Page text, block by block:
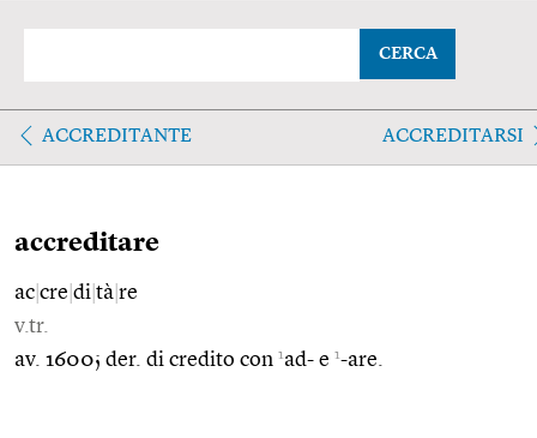
CERCA
ACCREDITANTE ACCREDITARSI
accreditare
ac cre di tà re
v.tr.
av. 1600; der. di credito con 1ad- e 1-are.